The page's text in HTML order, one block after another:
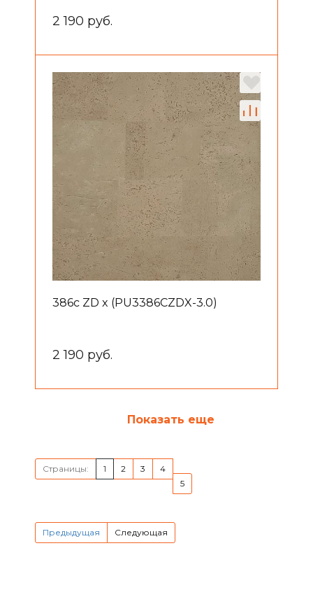
2 190 руб.
386с ZD x (PU3386CZDX-3.0)
2 190 руб.
Показать еще
Страницы: 1 2 3
4
5
Предыдущая Следующая